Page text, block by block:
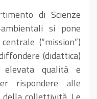
di Scienze
si pone
(“mission”)
(didattica)
elevata qualità e
rispondere alle